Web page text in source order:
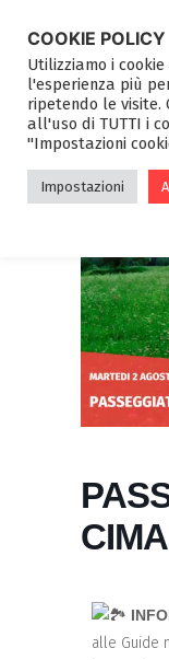
alle Guide
COOKIE POLICY
Utilizziamo i
l'esperienza più
ripetendo le visite.
all'uso di TUTTI i
"Impostazioni
Impostazioni